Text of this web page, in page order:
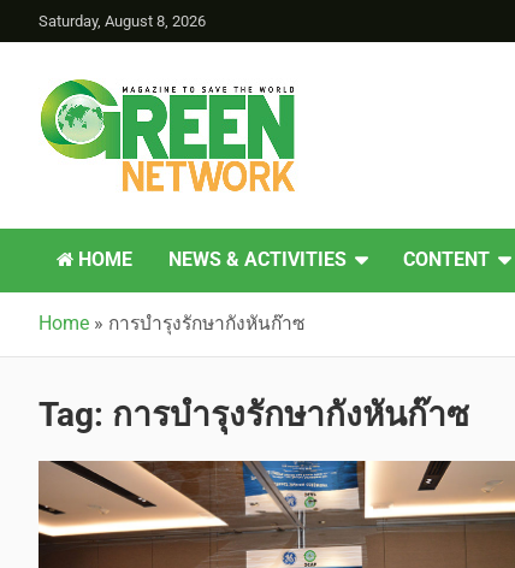
Saturday, August 8, 2026
Green Network
HOME NEWS & ACTIVITIES CONTENT
Home » การบำรุงรักษากังหันก๊าซ
Tag: การบำรุงรักษากังหันก๊าซ